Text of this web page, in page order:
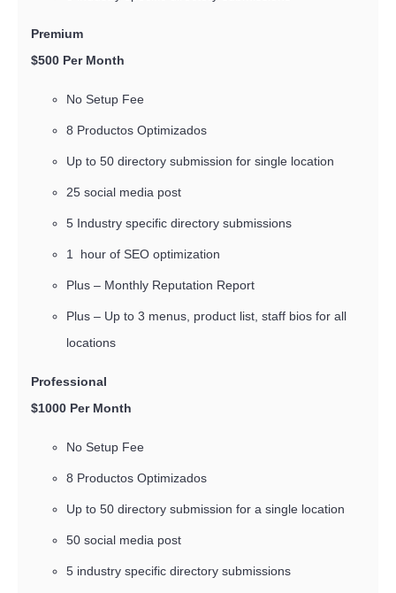
$500 Per Month
No Setup Fee
8 Productos Optimizados
Up to 50 directory submission for single location
25 social media post
5 Industry specific directory submissions
1 hour of SEO optimization
Plus – Monthly Reputation Report
Plus – Up to 3 menus, product list, staff bios for all
locations
$1000 Per Month
No Setup Fee
8 Productos Optimizados
Up to 50 directory submission for a single location
50 social media post
5 industry specific directory submissions